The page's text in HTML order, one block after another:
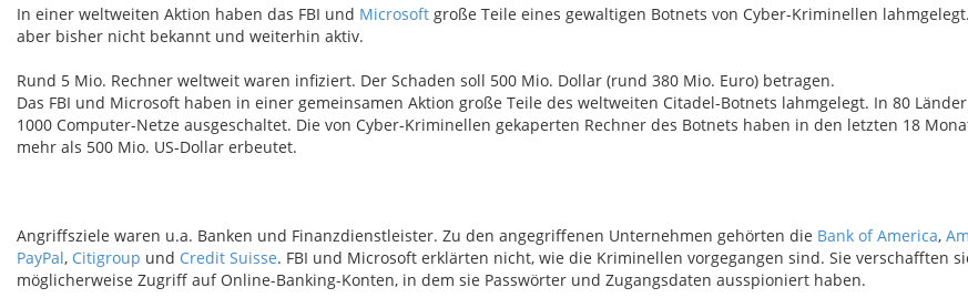
In einer weltweiten Aktion haben das FBI und Microsoft große Teile eines gewaltigen Botnets von Cyber-Kriminellen
aber bisher nicht bekannt und weiterhin aktiv.
Rund 5 Mio. Rechner weltweit waren infiziert. Der Schaden soll 500 Mio. Dollar (rund 380 Mio. Euro) betragen.
Das FBI und Microsoft haben in einer gemeinsamen Aktion große Teile des weltweiten Citadel-Botnets lahmgelegt. In 80
1000 Computer-Netze ausgeschaltet. Die von Cyber-Kriminellen gekaperten Rechner des Botnets haben in den letzten 18
mehr als 500 Mio. US-Dollar erbeutet.
Angriffsziele waren u.a. Banken und Finanzdienstleister. Zu den angegriffenen Unternehmen gehörten die Bank of America,
PayPal, Citigroup und Credit Suisse. FBI und Microsoft erklärten nicht, wie die Kriminellen vorgegangen sind. Sie verschafften
möglicherweise Zugriff auf Online-Banking-Konten, in dem sie Passwörter und Zugangsdaten ausspioniert haben.